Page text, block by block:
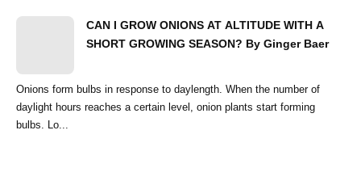
CAN I GROW ONIONS AT ALTITUDE WITH A
SHORT GROWING SEASON? By Ginger Baer
Onions form bulbs in response to daylength. When the number of
daylight hours reaches a certain level, onion plants start forming
bulbs. Lo...